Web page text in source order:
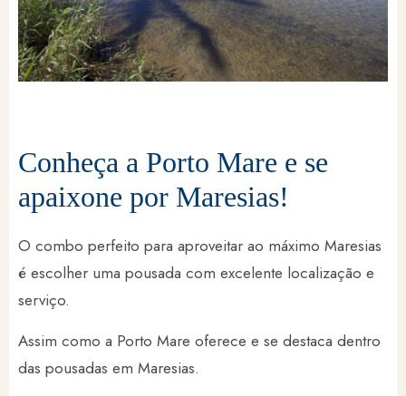
Conheça a Porto Mare e se
apaixone por Maresias!
O combo perfeito para aproveitar ao máximo Maresias
é escolher uma pousada com excelente localização e
serviço.
Assim como a Porto Mare oferece e se destaca dentro
das pousadas em Maresias.